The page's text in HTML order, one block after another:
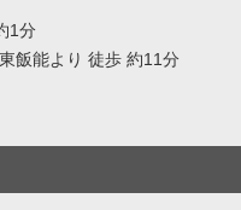
1分
飯能より 徒歩 約11分